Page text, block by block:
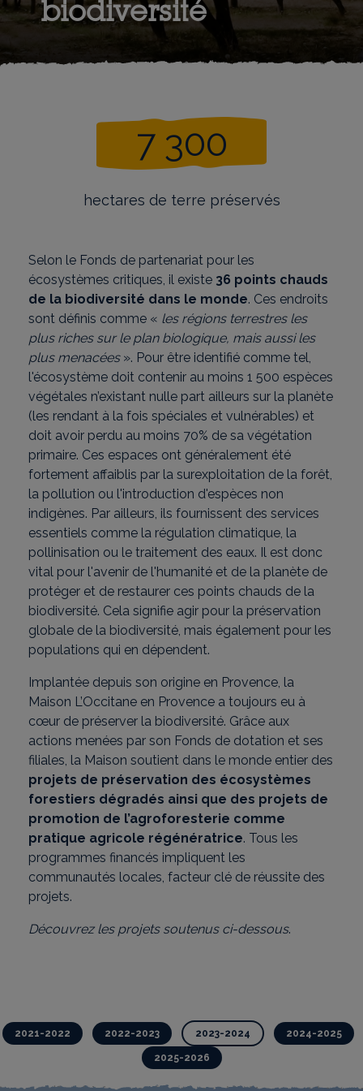
biodiversité
7 300
hectares de terre préservés
Selon le Fonds de partenariat pour les
écosystèmes critiques, il existe 36 points chauds
de la biodiversité dans le monde. Ces endroits
sont définis comme « les régions terrestres les
plus riches sur le plan biologique, mais aussi les
plus menacées». Pour être identifié comme tel,
l'écosystème doit contenir au moins 1 500 espèces
végétales n’existant nulle part ailleurs sur la planète
(les rendant à la fois spéciales et vulnérables) et
doit avoir perdu au moins 70% de sa végétation
primaire. Ces espaces ont généralement été
fortement affaiblis par la surexploitation de la forêt,
la pollution ou l'introduction d'espèces non
indigènes. Par ailleurs, ils fournissent des services
essentiels comme la régulation climatique, la
pollinisation ou le traitement des eaux. Il est donc
vital pour l'avenir de l'humanité et de la planète de
protéger et de restaurer ces points chauds de la
biodiversité. Cela signifie agir pour la préservation
globale de la biodiversité, mais également pour les
populations qui en dépendent.
Implantée depuis son origine en Provence, la
Maison L’Occitane en Provence a toujours eu à
cœur de préserver la biodiversité. Grâce aux
actions menées par son Fonds de dotation et ses
filiales, la Maison soutient dans le monde entier des
projets de préservation des écosystèmes
forestiers dégradés ainsi que des projets de
promotion de l’agroforesterie comme
pratique agricole régénératrice. Tous les
programmes financés impliquent les
communautés locales, facteur clé de réussite des
projets.
Découvrez les projets soutenus ci-dessous.
Les projets
2021-2022 2022-2023 2023-2024 2024-2025
2025-2026